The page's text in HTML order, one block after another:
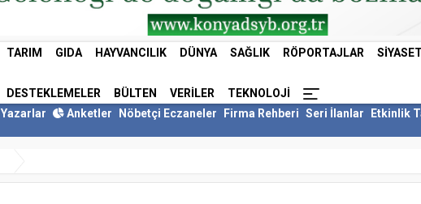
TARIM GIDA HAYVANCILIK DÜNYA SAĞLIK RÖPORTAJLAR SIYASET
DESTEKLEMELER BÜLTEN VERILER
TEKNOLOJI
Yazarlar Anketler Nöbetçi Eczaneler Firma Rehberi Seri İlanlar
Etkinlik